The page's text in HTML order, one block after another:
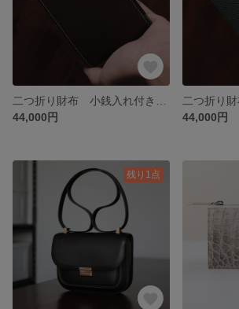
44,000円
44,000円
残り1点